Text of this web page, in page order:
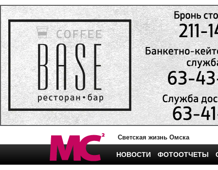
Светская жизнь Омска
НОВОСТИ ФОТООТЧЕТЫ